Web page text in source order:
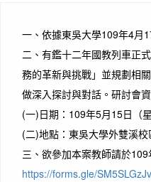
一、依據東吳大學109年4月
二、有鑑十二年國教列車正
務的革新與挑戰」並規劃相
做深入探討與對話。研討會資
(一)日期：109年5月15日（
(二)地點：東吳大學外雙溪校
三、欲參加本案教師請於
https://forms.gle/